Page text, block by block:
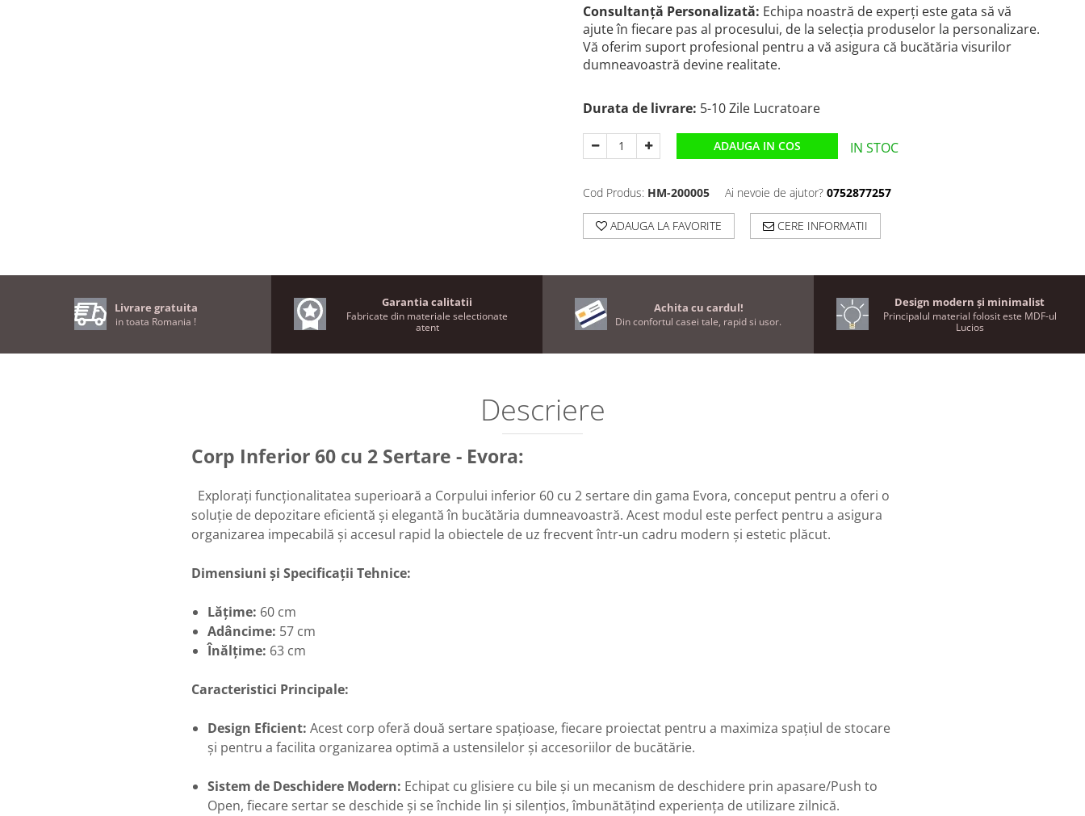
Consultanță Personalizată: Echipa noastră de experți este gata să vă
ajute în fiecare pas al procesului, de la selecția produselor la personalizare.
Vă oferim suport profesional pentru a vă asigura că bucătăria visurilor
dumneavoastră devine realitate.
Durata de livrare: 5-10 Zile Lucratoare
ADAUGA IN COS IN STOC
Cod Produs: HM-200005 Ai nevoie de ajutor? 0752877257
ADAUGA LA FAVORITE CERE INFORMATII
Livrare gratuita
in toata Romania !
Garantia calitatii
Fabricate din materiale selectionate
atent
Achita cu cardul!
Din confortul casei tale, rapid si usor.
Design modern și minimalist
Principalul material folosit este MDF-ul
Lucios
Descriere
Corp Inferior 60 cu 2 Sertare - Evora:
Explorați funcționalitatea superioară a Corpului inferior 60 cu 2 sertare din gama Evora, conceput pentru a oferi o
soluție de depozitare eficientă și elegantă în bucătăria dumneavoastră. Acest modul este perfect pentru a asigura
organizarea impecabilă și accesul rapid la obiectele de uz frecvent într-un cadru modern și estetic plăcut.
Dimensiuni și Specificații Tehnice:
Lățime: 60 cm
Adâncime: 57 cm
Înălțime: 63 cm
Caracteristici Principale:
Design Eficient: Acest corp oferă două sertare spațioase, fiecare proiectat pentru a maximiza spațiul de stocare
și pentru a facilita organizarea optimă a ustensilelor și accesoriilor de bucătărie.
Sistem de Deschidere Modern: Echipat cu glisiere cu bile și un mecanism de deschidere prin apasare/Push to
Open, fiecare sertar se deschide și se închide lin și silențios, îmbunătățind experiența de utilizare zilnică.